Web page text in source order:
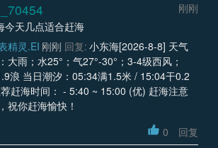
刚刚
今天几点适合赶海
精灵.EI 刚刚 回复: 小东海[2026-8-8] 天气
大雨；水25°；气27°-30°；3-4级西风；
浪 当日潮汐：05:34满1.5米 / 15:04干0.2
赶海时间： - 5:40 ~ 15:00 (优) 赶海注意
祝你赶海愉快！
0 回复